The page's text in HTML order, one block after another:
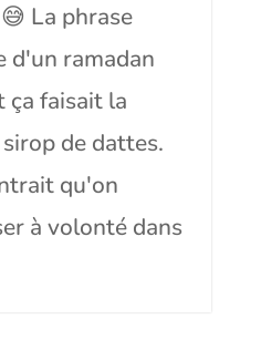
La phrase
d'un ramadan
ça faisait la
de dattes.
qu'on
à volonté dans